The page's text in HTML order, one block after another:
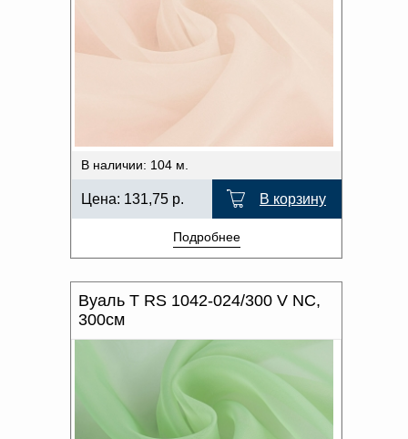
В наличии: 104 м.
Цена: 131,75 р. В корзину
Подробнее
Вуаль T RS 1042-024/300 V NC,
300см